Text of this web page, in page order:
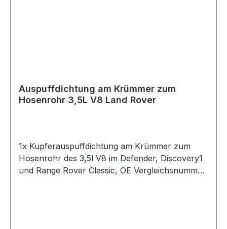
Auspuffdichtung am Krümmer zum
Hosenrohr 3,5L V8 Land Rover
1x Kupferauspuffdichtung am Krümmer zum
Hosenrohr des 3,5l V8 im Defender, Discovery1
und Range Rover Classic, OE Vergleichsnummer: